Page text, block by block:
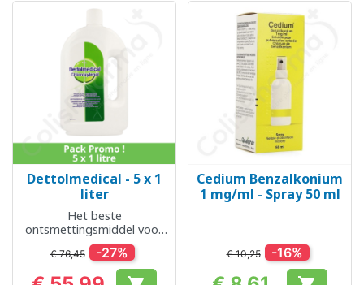
Dettolmedical - 5 x 1
liter
Het beste
ontsmettingsmiddel voor
thuis
€ 76,45 -27%
Cedium Benzalkonium
1 mg/ml - Spray 50 ml
€ 10,25 -16%